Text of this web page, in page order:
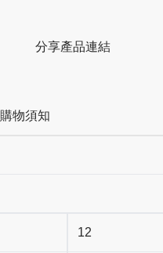
分享產品連結
購物須知
12